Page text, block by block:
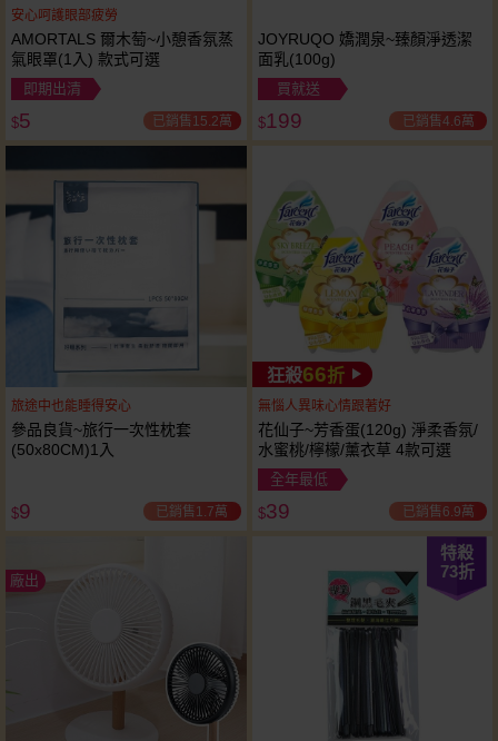
安心呵護眼部疲勞
AMORTALS 爾木萄~小憩香氛蒸
氣眼罩(1入) 款式可選
即期出清
$5 已銷售15.2萬
JOYRUQO 嬌潤泉~臻顏淨透潔
面乳(100g)
買就送
$199 已銷售4.6萬
旅途中也能睡得安心
參品良貨~旅行一次性枕套
(50x80CM)1入
$9 已銷售1.7萬
狂殺66折
無惱人異味心情跟著好
花仙子~芳香蛋(120g) 淨柔香氛/
水蜜桃/檸檬/薰衣草 4款可選
全年最低
$39 已銷售6.9萬
廠出
特殺
73折